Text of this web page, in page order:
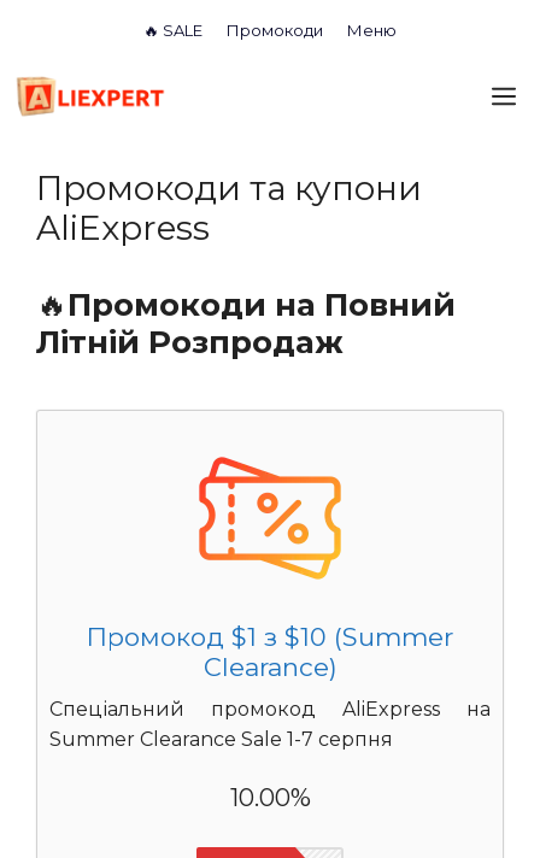
вмісту
🔥 SALE Промокоди Меню
Промокоди та купони
AliExpress
🔥Промокоди на Повний
Літній Розпродаж
Промокод $1 з $10 (Summer
Clearance)
Спеціальний промокод AliExpress на
Summer Clearance Sale 1-7 серпня
10.00%